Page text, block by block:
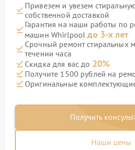
Привезем и увезем
собственной доставкой
Гарантия на наши работы по
машин Whirlpoolдо 3-х лет
Срочный ремонт стиральных
течении часа
Скидка для вас до 20%
Получите 1500 рублей на
Оригинальные
Получить
Наши цены